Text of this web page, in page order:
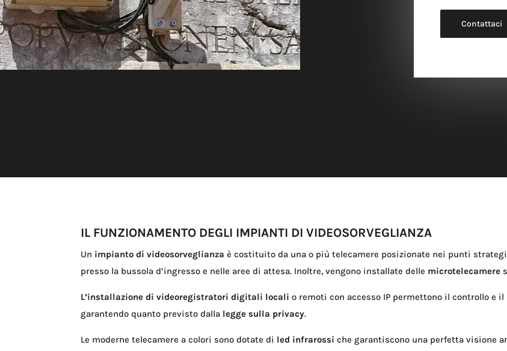
Contattaci
IL FUNZIONAMENTO DEGLI IMPIANTI DI VIDEOSORVEGLIANZA
Un impianto di videosorveglianza è costituito da una o più telecamere posizionate nei punti
presso la bussola d’ingresso e nelle aree di attesa. Inoltre, vengono installate delle microtelecamere
L’installazione di videoregistratori digitali locali o remoti con accesso IP permettono il controllo e
garantendo quanto previsto dalla legge sulla privacy.
Le moderne telecamere a colori sono dotate di led infrarossi che garantiscono una perfetta visione